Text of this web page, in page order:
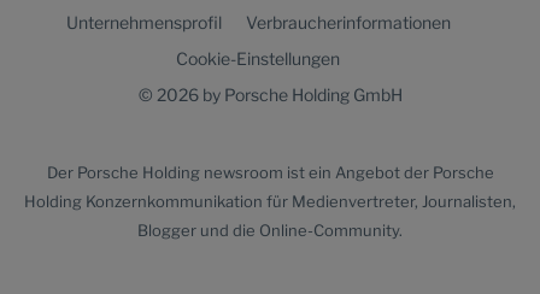
Unternehmensprofil
Verbraucherinformationen
Cookie-Einstellungen
© 2026 by Porsche Holding GmbH
Der Porsche Holding newsroom ist ein Angebot der Porsche
Holding Konzernkommunikation für Medienvertreter, Journalisten,
Blogger und die Online-Community.